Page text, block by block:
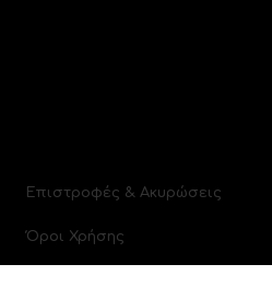
Επιστροφές & Ακυρώσεις
Όροι Χρήσης